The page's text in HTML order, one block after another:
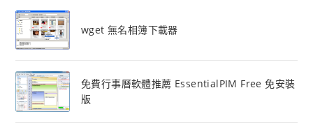
wget 無名相簿下載器
免費行事曆軟體推薦 EssentialPIM Free 免安裝
版